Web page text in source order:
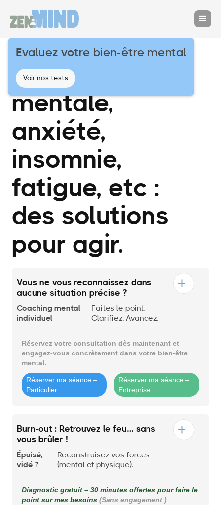
Evaluez votre bien-être mental
Voir nos tests
Surcharge
mentale,
anxiété,
insomnie,
fatigue, etc :
des solutions
pour agir.
Vous ne vous reconnaissez dans
aucune situation précise ?
Coaching mental
individuel
Faites le point.
Clarifiez. Avancez.
Réservez votre consultation dès maintenant et
engagez-vous concrètement dans votre bien-être
mental.
Réserver ma séance –
Particulier
Réserver ma séance –
Entreprise
Burn-out : Retrouvez le feu… sans
vous brûler !
Épuisé,
vidé ?
Reconstruisez vos forces
(mental et physique).
Diagnostic gratuit – 30 minutes offertes pour faire le
point sur mes besoins (Sans engagement )